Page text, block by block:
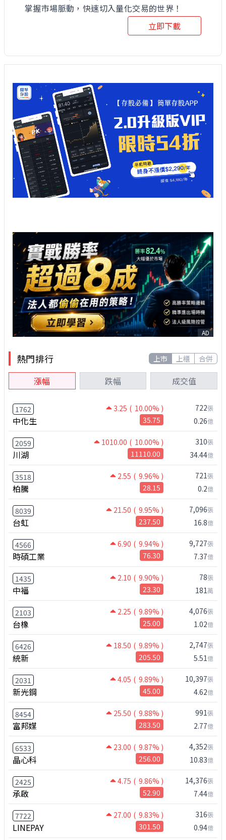
掌握市場脈動，快速切入量化交易的世界！
立即下載
AD
熱門排行 上市 上櫃 合併
漲幅 跌幅 成交值
1762 3.25 ( 10.00% )
中化生 35.75
722張
0.26億
2059 1010.00 ( 10.00% )
川湖 11110.00
310張
34.44億
3518 2.55 ( 9.96% )
柏騰 28.15
721張
0.2億
8039 21.50 ( 9.95% )
台虹 237.50
7,096張
16.8億
4566 6.90 ( 9.94% )
時碩工業 76.30
9,727張
7.37億
1435 2.10 ( 9.90% )
中福 23.30
78張
181萬
2103 2.25 ( 9.89% )
台橡 25.00
4,076張
1.02億
6426 18.50 ( 9.89% )
統新 205.50
2,747張
5.51億
2031 4.05 ( 9.89% )
新光鋼 45.00
10,397張
4.62億
8454 25.50 ( 9.88% )
富邦媒 283.50
991張
2.77億
6533 23.00 ( 9.87% )
晶心科 256.00
4,352張
10.83億
2425 4.75 ( 9.86% )
承啟 52.90
14,376張
7.44億
7722 27.00 ( 9.83% )
LINEPAY 301.50
316張
0.94億